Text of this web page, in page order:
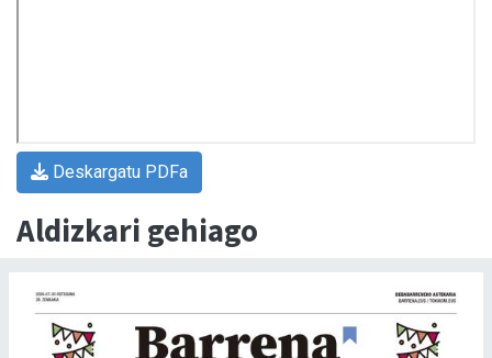
Deskargatu PDFa
Aldizkari gehiago